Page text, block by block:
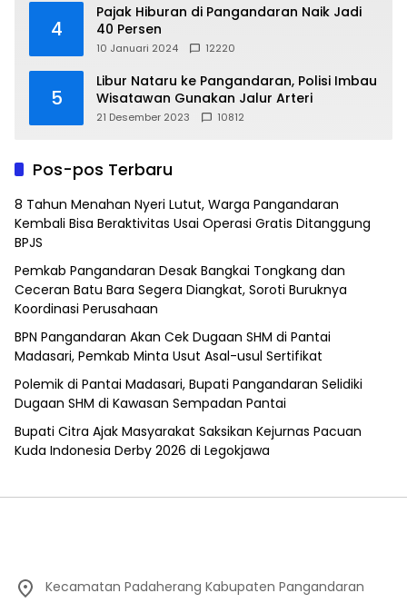
4
Pajak Hiburan di Pangandaran Naik Jadi
40 Persen
10 Januari 2024 12220
5
Libur Nataru ke Pangandaran, Polisi Imbau
Wisatawan Gunakan Jalur Arteri
21 Desember 2023 10812
Pos-pos Terbaru
8 Tahun Menahan Nyeri Lutut, Warga Pangandaran
Kembali Bisa Beraktivitas Usai Operasi Gratis Ditanggung
BPJS
Pemkab Pangandaran Desak Bangkai Tongkang dan
Ceceran Batu Bara Segera Diangkat, Soroti Buruknya
Koordinasi Perusahaan
BPN Pangandaran Akan Cek Dugaan SHM di Pantai
Madasari, Pemkab Minta Usut Asal-usul Sertifikat
Polemik di Pantai Madasari, Bupati Pangandaran Selidiki
Dugaan SHM di Kawasan Sempadan Pantai
Bupati Citra Ajak Masyarakat Saksikan Kejurnas Pacuan
Kuda Indonesia Derby 2026 di Legokjawa
Kecamatan Padaherang Kabupaten Pangandaran